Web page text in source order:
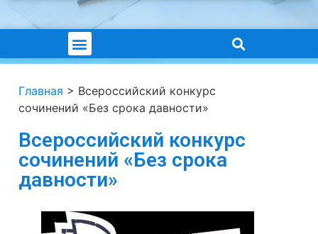
Главная > Всероссийский конкурс
сочинений «Без срока давности»
Всероссийский конкурс
сочинений «Без срока
давности»